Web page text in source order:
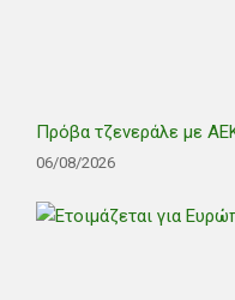
Πρόβα τζενεράλε με
06/08/2026